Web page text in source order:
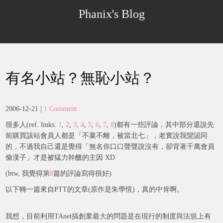
Phanix's Blog
有名小站？無恥小站？
2006-12-21 1 Comment
很多人(ref. links: 1,2,3,4, 5,6, 7,8)都有一些評論，其中部分還說先
前購買該站會員人都是「不棄不離，被當北七」，老實說我蠻認同
的，不過我自己還是覺得「無名你口口聲聲說沒有，卻背著千萬會員
偷漢子」才是被猛力幹醮的主因 XD
(btw, 我覺得第8篇的評論寫得很好)
以下轉一篇來自PTT的文章(原作是朱學恆)，真的中肯啊。
我想，目前利用TAnet搞創業最大的問題是在現行的制度與法規上有